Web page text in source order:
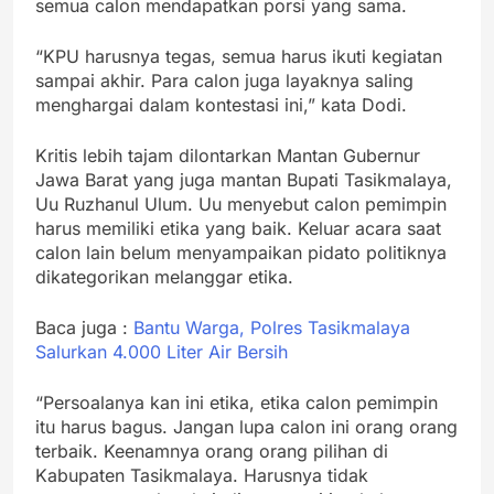
semua calon mendapatkan porsi yang sama.
“KPU harusnya tegas, semua harus ikuti kegiatan
sampai akhir. Para calon juga layaknya saling
menghargai dalam kontestasi ini,” kata Dodi.
Kritis lebih tajam dilontarkan Mantan Gubernur
Jawa Barat yang juga mantan Bupati Tasikmalaya,
Uu Ruzhanul Ulum. Uu menyebut calon pemimpin
harus memiliki etika yang baik. Keluar acara saat
calon lain belum menyampaikan pidato politiknya
dikategorikan melanggar etika.
Baca juga : Bantu Warga, Polres Tasikmalaya
Salurkan 4.000 Liter Air Bersih
“Persoalanya kan ini etika, etika calon pemimpin
itu harus bagus. Jangan lupa calon ini orang orang
terbaik. Keenamnya orang orang pilihan di
Kabupaten Tasikmalaya. Harusnya tidak